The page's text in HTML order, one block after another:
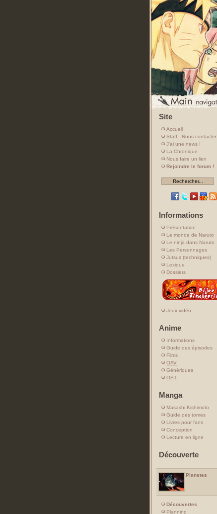
Site
Accueil
Staff - Nous contacter
J'ai une news !
La Chronique
Nous faire un lien
Rejoindre le forum !
Informations
Présentation
Le monde de Naruto
Le ninja dans Naruto
Les Personnages
Jutsus (techniques)
Lexique
Dossiers
Jeux vidéo
Anime
Informations
Guide des épisodes
Films
OAV
Génériques
OST
Manga
Masashi Kishimoto
Guide des tomes
Livres pour fans
Conception
Lecture en ligne
Découverte
Planetes
Découvertes
Planning